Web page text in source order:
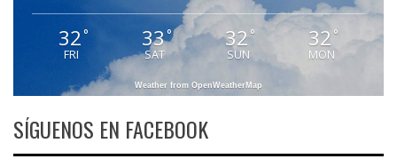
32°
FRI
33°
SAT
32 °
SUN
32 °
MON
Weather from OpenWeatherMap
SÍGUENOS EN FACEBOOK